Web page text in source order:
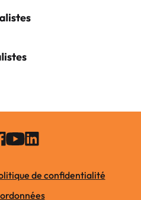
de confidentialité